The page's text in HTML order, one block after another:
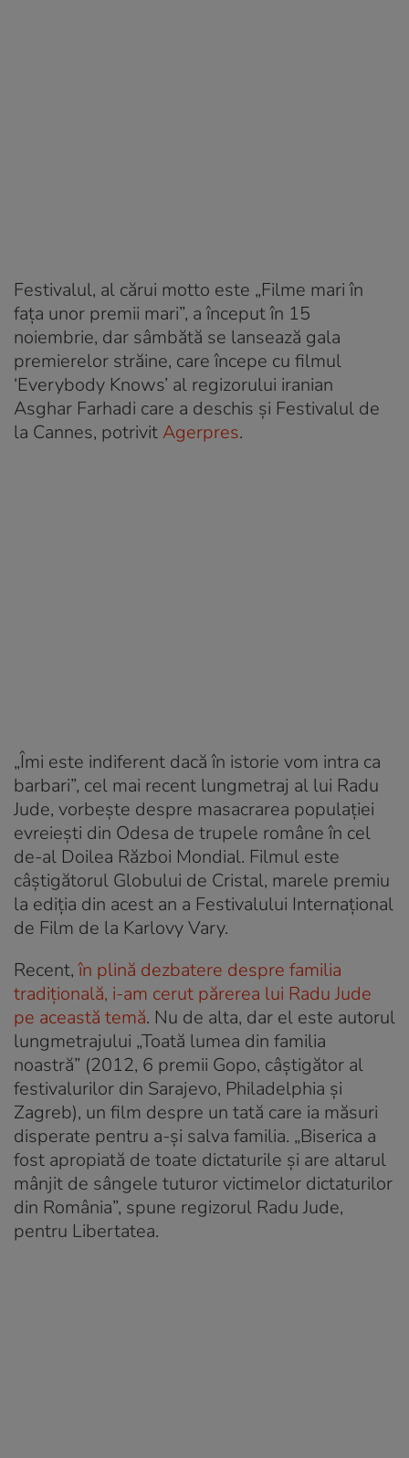
Festivalul, al cărui motto este „Filme mari în
faţa unor premii mari”, a început în 15
noiembrie, dar sâmbătă se lansează gala
premierelor străine, care începe cu filmul
‘Everybody Knows’ al regizorului iranian
Asghar Farhadi care a deschis şi Festivalul de
la Cannes, potrivitAgerpres.
„Îmi este indiferent dacă în istorie vom intra ca
barbari”, cel mai recent lungmetraj al lui Radu
Jude, vorbeşte despre masacrarea populaţiei
evreieşti din Odesa de trupele române în cel
de-al Doilea Război Mondial. Filmul este
câştigătorul Globului de Cristal, marele premiu
la ediţia din acest an a Festivalului Internaţional
de Film de la Karlovy Vary.
Recent,în plină dezbatere despre familia
tradițională, i-am cerut părerea lui Radu Jude
pe această temă. Nu de alta, dar el este autorul
lungmetrajului „Toată lumea din familia
noastră” (2012, 6 premii Gopo, câștigător al
festivalurilor din Sarajevo, Philadelphia și
Zagreb), un film despre un tată care ia măsuri
disperate pentru a-și salva familia. „Biserica a
fost apropiată de toate dictaturile și are altarul
mânjit de sângele tuturor victimelor dictaturilor
din România”, spune regizorul Radu Jude,
pentru Libertatea.